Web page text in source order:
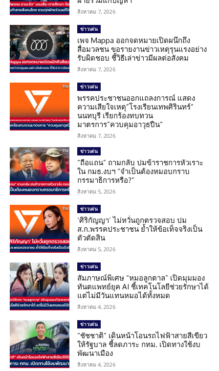
สิงหาคม 7, 2026
ข่าวเด่น
เพจ Mappa ออกจดหมายเปิดผนึกถึง
สื่อมวลชน ขอรายงานข่าวเหตุรุนแรงอย่าง
รับผิดชอบ ชี้วิธีเล่าข่าวมีผลต่อสังคม
สิงหาคม 7, 2026
ข่าวเด่น
พรรคประชาชนออกแถลงการณ์ แสดง
ความเสียใจเหตุ”โรงเรียนเทพศิรินทร์”
นนทบุรี เรียกร้องทบทวน
มาตรการ”ควบคุมอาวุธปืน”
สิงหาคม 7, 2026
ข่าวเด่น
“ถือแถน” ถามกลับ ปมข้าราชการหัวเราะ
ใน กมธ.งบฯ “จำเป็นต้องหมอบกราบ
กรรมาธิการหรือ?”
สิงหาคม 5, 2026
ข่าวเด่น
‘ศิริกัญญา’ ไม่หวั่นถูกตรวจสอบ ปม
ส.ก.พรรคประชาชน ย้ำให้ข้อเท็จจริงเป็น
ตัวตัดสิน
สิงหาคม 5, 2026
ข่าวเด่น
สัมภาษณ์พิเศษ “หมอลูกตาล” เปิดมุมมอง
ทันตแพทย์ยุค AI ชี้เทคโนโลยีช่วยรักษาได้
แต่ไม่มีวันแทนหมอได้ทั้งหมด
สิงหาคม 4, 2026
ข่าวเด่น
“ชัชชาติ” เดินหน้าโอนรถไฟฟ้าสายสีเขียว
ให้รัฐบาล ชี้ลดภาระ กทม. เปิดทางใช้งบ
พัฒนาเมือง
สิงหาคม 4, 2026